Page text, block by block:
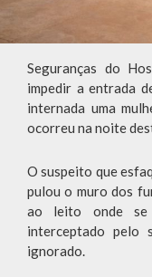
Seguranças do
impedir a entrada
internada uma
ocorreu na noite
O suspeito que
pulou o muro dos
ao leito onde se
interceptado pelo
ignorado.